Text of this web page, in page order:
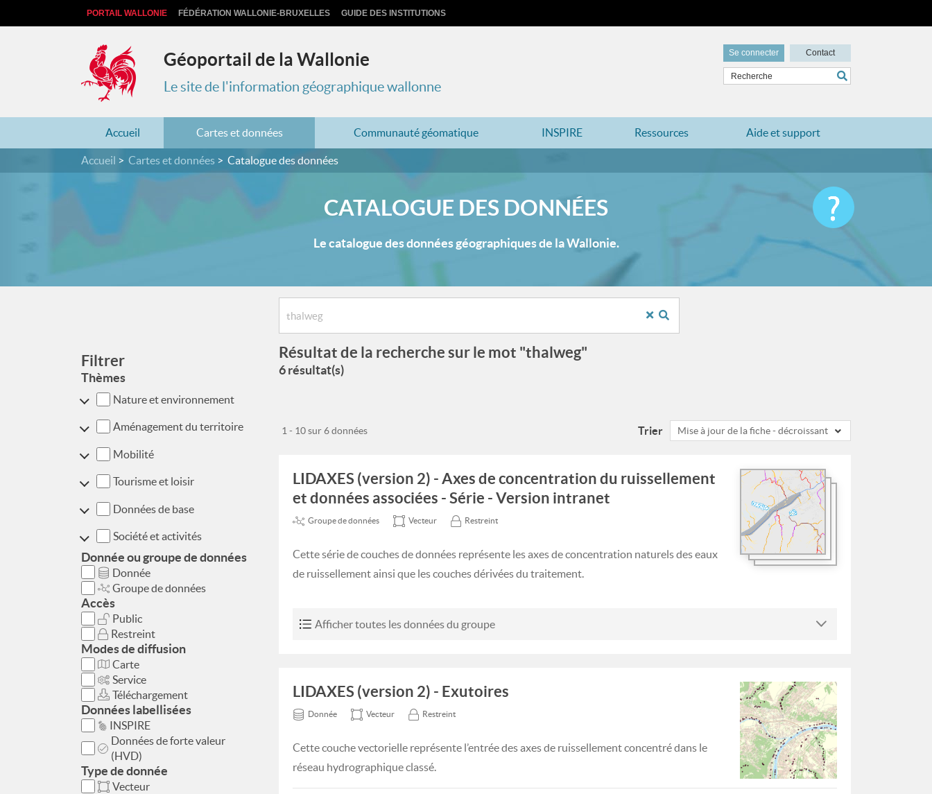
PORTAIL WALLONIE FÉDÉRATION WALLONIE-BRUXELLES GUIDE DES INSTITUTIONS
Géoportail de la Wallonie
Le site de l'information géographique wallonne
Se connecter Contact
Accueil Cartes et données Communauté géomatique INSPIRE Ressources Aide et support
Accueil Cartes et données Catalogue des données
CATALOGUE DES DONNÉES
Le catalogue des données géographiques de la Wallonie.
Filtrer
Thèmes
Nature et environnement
Aménagement du territoire
Mobilité
Tourisme et loisir
Données de base
Société et activités
Donnée ou groupe de données
Donnée
Groupe de données
Accès
Public
Restreint
Modes de diffusion
Carte
Service
Téléchargement
Données labellisées
INSPIRE
Données de forte valeur
(HVD)
Type de donnée
Vecteur
Résultat de la recherche sur le mot "thalweg"
6 résultat(s)
Trier Mise à jour de la fiche - décroissant
1 - 10 sur 6 données
LIDAXES (version 2) - Axes de concentration du ruissellement
et données associées - Série - Version intranet
Groupe de données Vecteur Restreint
Cette série de couches de données représente les axes de concentration naturels des eaux
de ruissellement ainsi que les couches dérivées du traitement.
Afficher toutes les données du groupe
LIDAXES (version 2) - Exutoires
Donnée Vecteur Restreint
Cette couche vectorielle représente l’entrée des axes de ruissellement concentré dans le
réseau hydrographique classé.